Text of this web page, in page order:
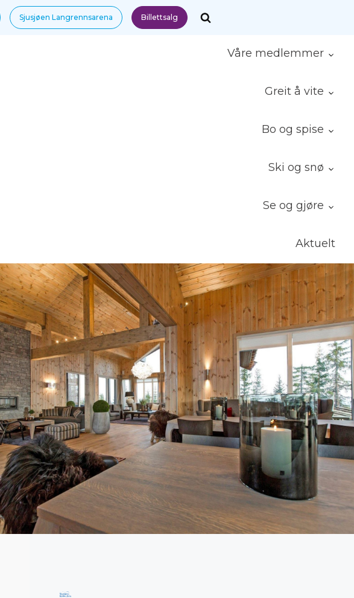
Sjusjøen Langrennsarena Billettsalg
Aktuelt
Se og gjøre
Ski og snø
Bo og spise
Greit å vite
Våre medlemmer